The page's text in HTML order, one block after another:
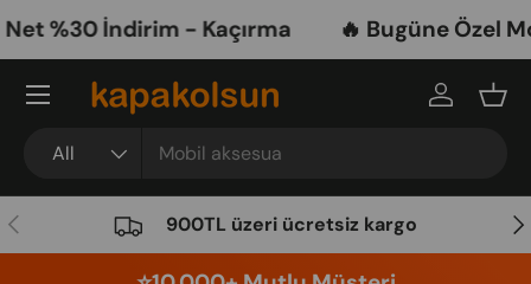
Skip to content
%30 İndirim - Kaçırma 🔥 Bugüne Özel
All
Log in
Menu
Previous 900TL üzeri ücretsiz kargo